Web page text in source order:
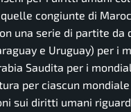
congiunte di
una serie di partite da
e Uruguay) per i
Saudita per i
per ciascun
sui diritti umani